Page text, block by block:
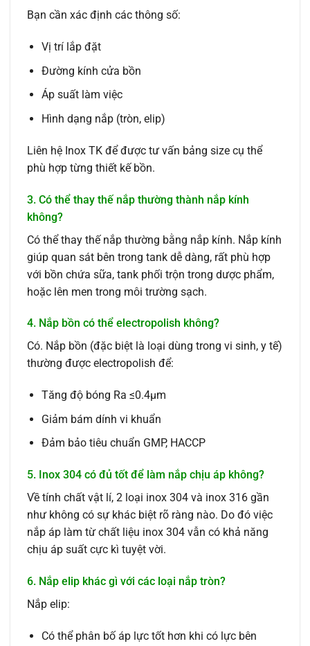
Bạn cần xác định các thông số:
Vị trí lắp đặt
Đường kính cửa bồn
Áp suất làm việc
Hình dạng nắp (tròn, elip)
Liên hệ Inox TK để được tư vấn bảng size cụ thể
phù hợp từng thiết kế bồn.
3. Có thể thay thế nắp thường thành nắp kính
không?
Có thể thay thế nắp thường bằng nắp kính. Nắp kính
giúp quan sát bên trong tank dễ dàng, rất phù hợp
với bồn chứa sữa, tank phối trộn trong dược phẩm,
hoặc lên men trong môi trường sạch.
4. Nắp bồn có thể electropolish không?
Có. Nắp bồn (đặc biệt là loại dùng trong vi sinh, y tế)
thường được electropolish để:
Tăng độ bóng Ra ≤0.4μm
Giảm bám dính vi khuẩn
Đảm bảo tiêu chuẩn GMP, HACCP
5. Inox 304 có đủ tốt để làm nắp chịu áp không?
Về tính chất vật lí, 2 loại inox 304 và inox 316 gần
như không có sự khác biệt rõ ràng nào. Do đó việc
nắp áp làm từ chất liệu inox 304 vẫn có khả năng
chịu áp suất cực kì tuyệt vời.
6. Nắp elip khác gì với các loại nắp tròn?
Nắp elip:
Có thể phân bố áp lực tốt hơn khi có lực bên